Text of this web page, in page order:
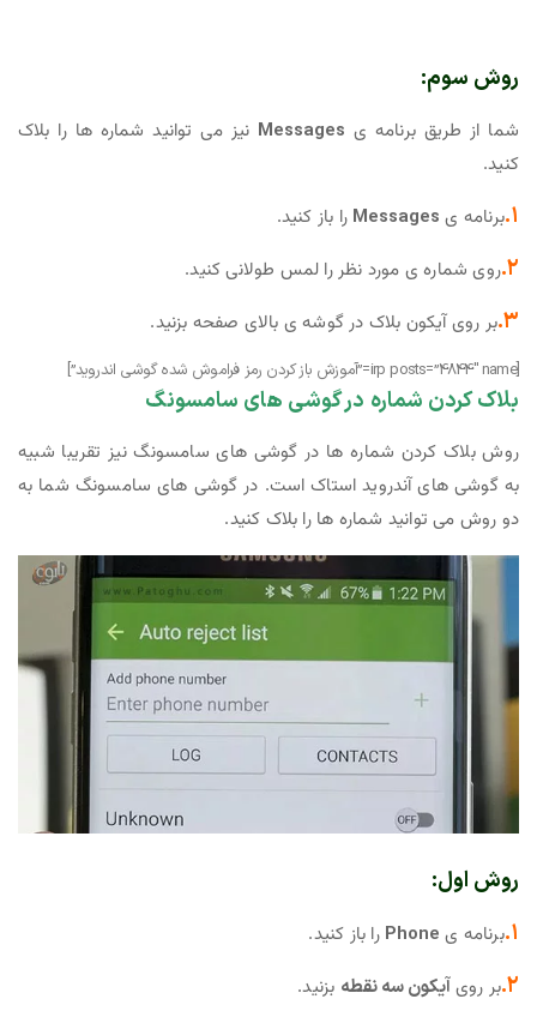
روش سوم:
شما از طریق برنامه ی Messages نیز می توانید شماره ها را بلاک
کنید.
۱. برنامه ی Messages را باز کنید.
۲. روی شماره ی مورد نظر را لمس طولانی کنید.
۳. بر روی آیکون بلاک در گوشه ی بالای صفحه بزنید.
[irp posts=”4844″ name=”آموزش باز کردن رمز فراموش شده گوشی اندروید”]
بلاک کردن شماره در گوشی های سامسونگ
روش بلاک کردن شماره ها در گوشی های سامسونگ نیز تقریبا شبیه
به گوشی های آندروید استاک است. در گوشی های سامسونگ شما به
دو روش می توانید شماره ها را بلاک کنید.
روش اول:
۱. برنامه ی Phone را باز کنید.
۲. بر رویآیکون سه نقطه بزنید.